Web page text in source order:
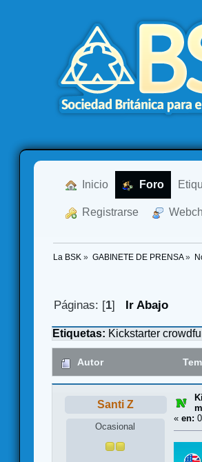
Inicio Foro
Registrarse
La BSK » GABINETE DE PRENSA»
Páginas: [1] Ir Abajo
Etiquetas: Kickstarter
Autor
Santi Z
Ocasional
« en: